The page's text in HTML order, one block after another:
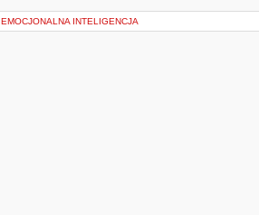
EMOCJONALNA INTELIGENCJA